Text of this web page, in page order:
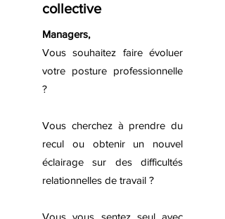
collective
Managers,
Vous souhaitez faire évoluer
votre posture professionnelle
?
Vous cherchez à prendre du
recul ou obtenir un nouvel
éclairage sur des difficultés
relationnelles de travail ?
Vous vous sentez seul avec